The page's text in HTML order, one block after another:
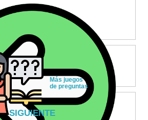
Más juegos
de preguntas
SIGUIENTE